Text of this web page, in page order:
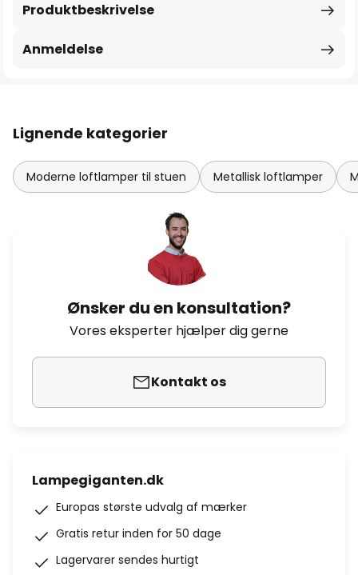
Produktbeskrivelse
Anmeldelse
Lignende kategorier
Moderne loftlamper til stuen Metallisk loftlamper
Ønsker du en konsultation?
Vores eksperter hjælper dig gerne
Kontakt os
Lampegiganten.dk
Europas største udvalg af mærker
Gratis retur inden for 50 dage
Lagervarer sendes hurtigt